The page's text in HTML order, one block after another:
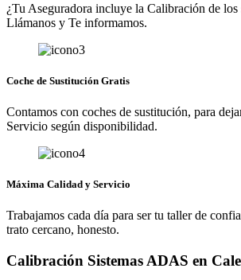
¿Tu Aseguradora incluye la Calibración de
Llámanos y Te informamos.
Coche de Sustitución Gratis
Contamos con coches de sustitución, para
Servicio según disponibilidad.
Máxima Calidad y Servicio
Trabajamos cada día para ser tu taller de
trato cercano, honesto.
Calibración Sistemas ADAS en